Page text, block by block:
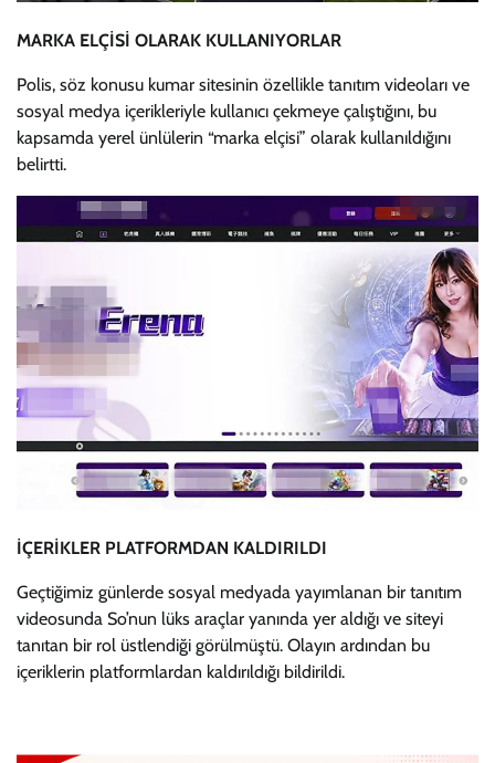
MARKA ELÇİSİ OLARAK KULLANIYORLAR
Polis, söz konusu kumar sitesinin özellikle tanıtım videoları ve
sosyal medya içerikleriyle kullanıcı çekmeye çalıştığını, bu
kapsamda yerel ünlülerin “marka elçisi” olarak kullanıldığını
belirtti.
İÇERİKLER PLATFORMDAN KALDIRILDI
Geçtiğimiz günlerde sosyal medyada yayımlanan bir tanıtım
videosunda So’nun lüks araçlar yanında yer aldığı ve siteyi
tanıtan bir rol üstlendiği görülmüştü. Olayın ardından bu
içeriklerin platformlardan kaldırıldığı bildirildi.